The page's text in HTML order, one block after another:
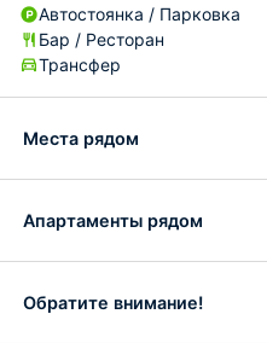
Автостоянка / Парковка
Бар / Ресторан
Трансфер
Места рядом
Апартаменты рядом
Обратите внимание!